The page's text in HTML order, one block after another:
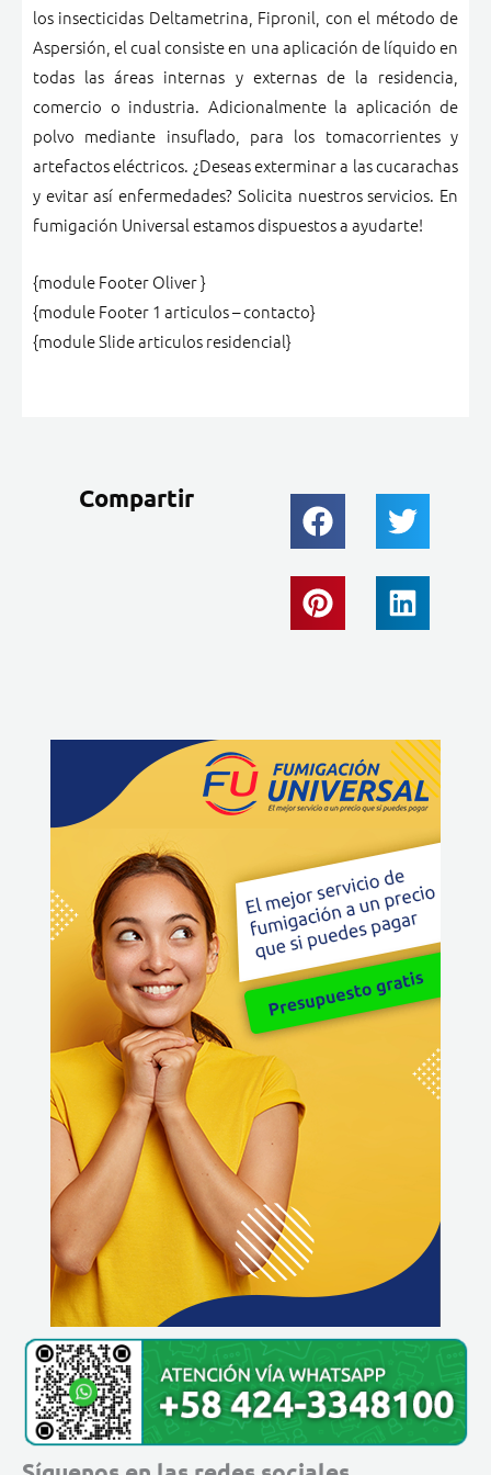
los insecticidas Deltametrina, Fipronil, con el método de
Aspersión, el cual consiste en una aplicación de líquido en
todas las áreas internas y externas de la residencia,
comercio o industria. Adicionalmente la aplicación de
polvo mediante insuflado, para los tomacorrientes y
artefactos eléctricos. ¿Deseas exterminar a las cucarachas
y evitar así enfermedades? Solicita nuestros servicios. En
fumigación Universal estamos dispuestos a ayudarte!
{module Footer Oliver }
{module Footer 1 articulos – contacto}
{module Slide articulos residencial}
Compartir